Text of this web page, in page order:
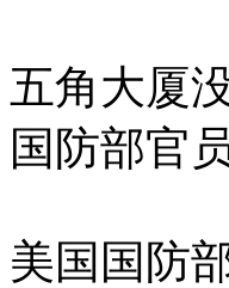
五角大厦
国防部官
美国国防